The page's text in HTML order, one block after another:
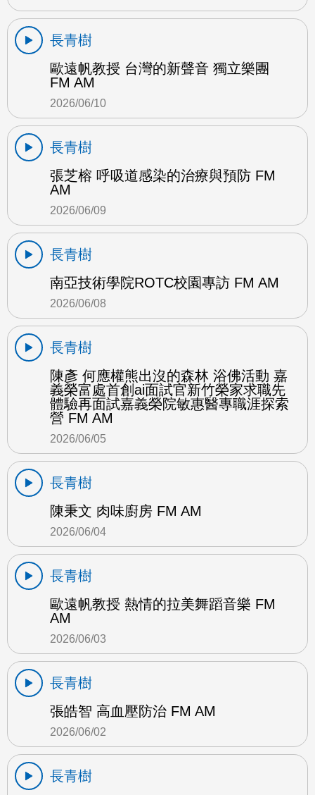
長青樹
歐遠帆教授 台灣的新聲音 獨立樂團
FM AM
2026/06/10
長青樹
張芝榕 呼吸道感染的治療與預防 FM
AM
2026/06/09
長青樹
南亞技術學院ROTC校園專訪 FM AM
2026/06/08
長青樹
陳彥 何應權熊出沒的森林 浴佛活動 嘉
義榮富處首創ai面試官新竹榮家求職先
體驗再面試嘉義榮院敏惠醫專職涯探索
營 FM AM
2026/06/05
長青樹
陳秉文 肉味廚房 FM AM
2026/06/04
長青樹
歐遠帆教授 熱情的拉美舞蹈音樂 FM
AM
2026/06/03
長青樹
張皓智 高血壓防治 FM AM
2026/06/02
長青樹